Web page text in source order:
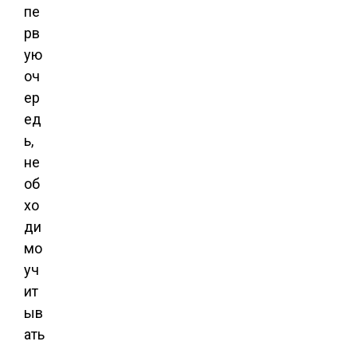
пе
рв
ую
оч
ер
ед
ь,
не
об
хо
ди
мо
уч
ит
ыв
ать